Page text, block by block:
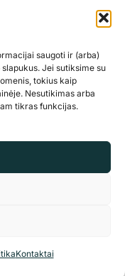
saugoti ir (arba)
Jei sutiksime su
tokius kaip
Nesutikimas arba
tikras funkcijas.
Kontaktai